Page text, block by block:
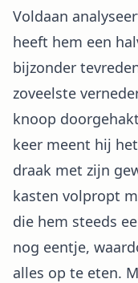
Voldaan
heeft hem een
bijzonder
zoveelste
knoop
keer meent hij
draak met zijn
kasten volpropt
die hem steeds
nog eentje,
alles op te eten.